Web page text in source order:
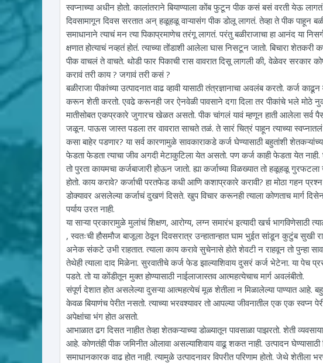
स्वप्नाच्या अधीन होतो. कालांतराने बियाण्याला कोंब फुटून पीक कसं बसं वरती येऊ
दिवसामागून दिवस सरतात अन् हळूहळू वाऱ्यासंग पीक डोलू लागतं. तेव्हा ते पीक पाहून
समाधानाने त्याचं मन त्या पिकाप्रमाणेच तरंगू लागतं. परंतु बळीराजाचा हा आनंद या
क्षणात होत्याचं नव्हतं होतं. त्याच्या तोंडाशी आलेला घास निसटून जातो. बिचारा
पीक वाचलं ते वाचते. थोडी फार पिकाची रास वावरात दिसू लागली की, वेळेवर
करावं तरी काय ? जगावं तरी कसं ?
बळीराजा पीकांच्या उत्पादनात वाढ व्हावी यासाठी तंत्रज्ञानाचा अवलंब करतो.
करून शेती करतो. एवढे करूनही जर ऐनवेळी पावसाने दगा दिला तर पीकांचे भले मोठे
मातीसोबत एकप्रकारे जुगारच खेळत असतो. पीक चांगलं यावं म्हणून हाती आलेला सर्व
जळून. पाऊस जास्त पडला तर वावरात साचते तळं. ते सारं चित्रं पाहून त्याच्या
कसा बाहेर पडणार? या सर्व कारणामुळे सावकाराकडे कर्ज घेण्यासाठी बहुतांशी
फेडता फेडता त्याचा जीव अगदी मेटाकुटिला येत असतो. पण कर्ज काही फेडता येत नाही.
तो पुरता कायमचा कर्जबाजारी होऊन जातो. ह्या कर्जाच्या विळख्यात तो हळूहळू
होतो. काय करावे? कर्जाची परतफेड कधी आणि कशाप्रकारे करावी? हा मोठा गहन प्रश्न
डोक्यावर असलेल्या कर्जाचं दुखणं दिसते. खुप विचार करूनही त्याला कोणताच मार्ग
पर्याय उरत नाही.
या साऱ्या प्रकारामुळे मुलांचं शिक्षण, आरोग्य, लग्न समारंभ इत्यादी खर्च
, स्वतःची हौसमौज बाजूला ठेवून दिवसरात्र उन्हातान्हात घाम भुईत सांडून कुटुंब
अनेक संकटे उभी राहतात. त्याला काय करावे सुचेनासे होते शेवटी न राहवून तो पुन्हा
तेथेही त्याला दाद मिळेना. सुरवातीचे कर्ज फेड झाल्याशिवाय दुसरं कर्ज भेटेना. या पेच
पडते. तो या कोंडीतून मुक्त होण्यासाठी नाईलाजास्तव आत्महत्येचाच मार्ग अवलंबीतो.
संपूर्ण देशात होत असलेल्या दुसऱ्या आत्महत्येचं मूळ शेतीला न मिळालेल्या पाण्यात आहे.
केवळ बियाणंच पेरीत नसतो. त्याच्या भरवश्यावर तो आपल्या जीवनातील एक एक स्वप्न
अपेक्षांचा भंग होत असतो.
आभाळात ढग दिसत नाहीत तेव्हा शेतकऱ्याच्या डोळ्यातून पावसाळा पाझरतो. शेती
आहे. कोणतंही पीक जमिनीत ओलावा असल्याशिवाय वाढू शकत नाही. उत्पादन
समाधानकारक वाढ होत नाही. त्यामुळे उत्पादनावर विपरीत परिणाम होतो. जेथे